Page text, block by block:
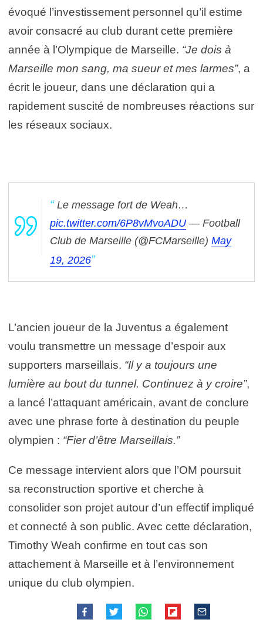
évoqué l’investissement personnel qu’il estime
avoir consacré au club durant cette première
année à l’Olympique de Marseille. “Je dois à
Marseille mon sang, ma sueur et mes larmes”, a
écrit le joueur, dans une déclaration qui a
rapidement suscité de nombreuses réactions sur
les réseaux sociaux.
Le message fort de Weah…
pic.twitter.com/6P8vMvoADU — Football
Club de Marseille (@FCMarseille) May
19, 2026
L’ancien joueur de la Juventus a également
voulu transmettre un message d’espoir aux
supporters marseillais. “Il y a toujours une
lumière au bout du tunnel. Continuez à y croire”,
a lancé l’attaquant américain, avant de conclure
avec une phrase forte à destination du peuple
olympien : “Fier d’être Marseillais.”
Ce message intervient alors que l’OM poursuit
sa reconstruction sportive et cherche à
consolider son projet autour d’un effectif impliqué
et connecté à son public. Avec cette déclaration,
Timothy Weah confirme en tout cas son
attachement à Marseille et à l’environnement
unique du club olympien.